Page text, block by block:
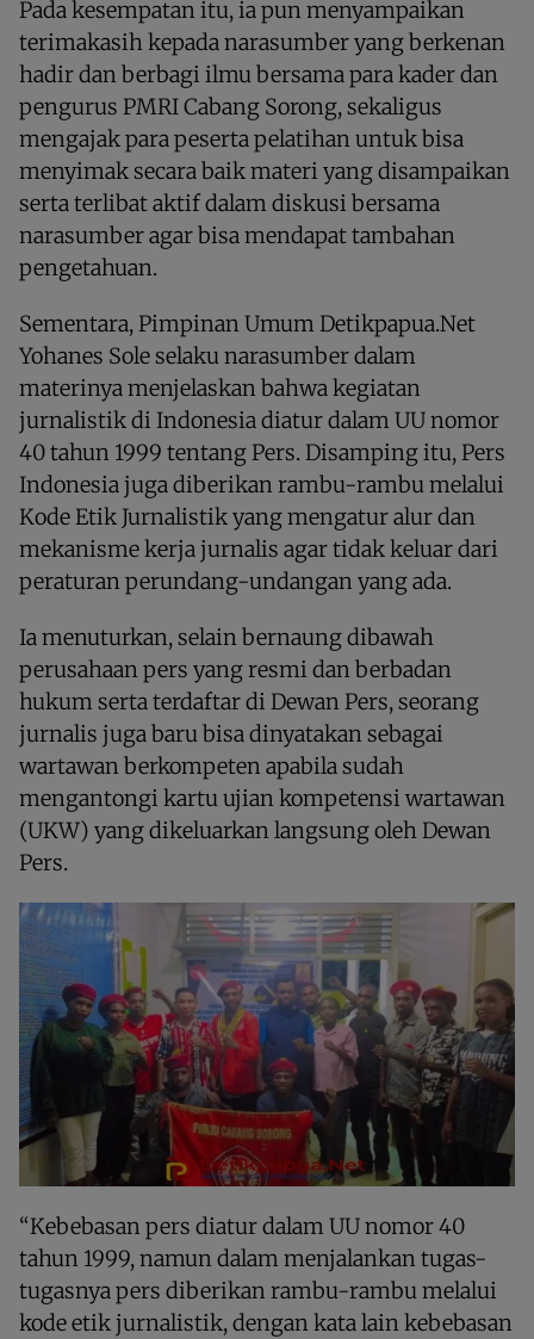
Pada kesempatan itu, ia pun menyampaikan
terimakasih kepada narasumber yang berkenan
hadir dan berbagi ilmu bersama para kader dan
pengurus PMRI Cabang Sorong, sekaligus
mengajak para peserta pelatihan untuk bisa
menyimak secara baik materi yang disampaikan
serta terlibat aktif dalam diskusi bersama
narasumber agar bisa mendapat tambahan
pengetahuan.
Sementara, Pimpinan Umum Detikpapua.Net
Yohanes Sole selaku narasumber dalam
materinya menjelaskan bahwa kegiatan
jurnalistik di Indonesia diatur dalam UU nomor
40 tahun 1999 tentang Pers. Disamping itu, Pers
Indonesia juga diberikan rambu-rambu melalui
Kode Etik Jurnalistik yang mengatur alur dan
mekanisme kerja jurnalis agar tidak keluar dari
peraturan perundang-undangan yang ada.
Ia menuturkan, selain bernaung dibawah
perusahaan pers yang resmi dan berbadan
hukum serta terdaftar di Dewan Pers, seorang
jurnalis juga baru bisa dinyatakan sebagai
wartawan berkompeten apabila sudah
mengantongi kartu ujian kompetensi wartawan
(UKW) yang dikeluarkan langsung oleh Dewan
Pers.
“Kebebasan pers diatur dalam UU nomor 40
tahun 1999, namun dalam menjalankan tugas-
tugasnya pers diberikan rambu-rambu melalui
kode etik jurnalistik, dengan kata lain kebebasan